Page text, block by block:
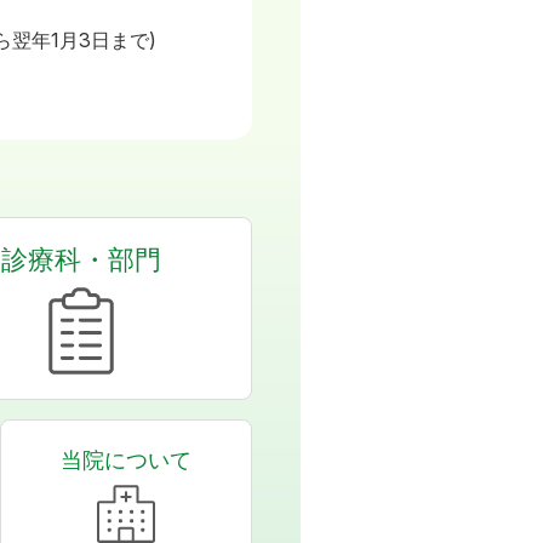
翌年1月3日まで)
診療科・部門
当院について